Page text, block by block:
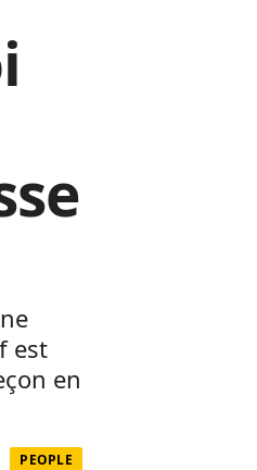
est
en
PEOPLE